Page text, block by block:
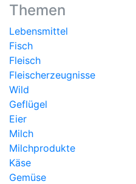
Themen
Lebensmittel
Fisch
Fleisch
Fleischerzeugnisse
Wild
Geflügel
Eier
Milch
Milchprodukte
Käse
Gemüse